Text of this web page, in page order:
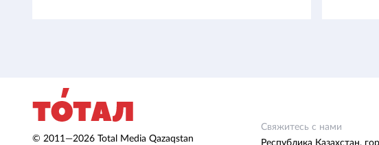
© 2011—2026 Total Media Qazaqstan
Свяжитесь с нами
Республика Казахстан,